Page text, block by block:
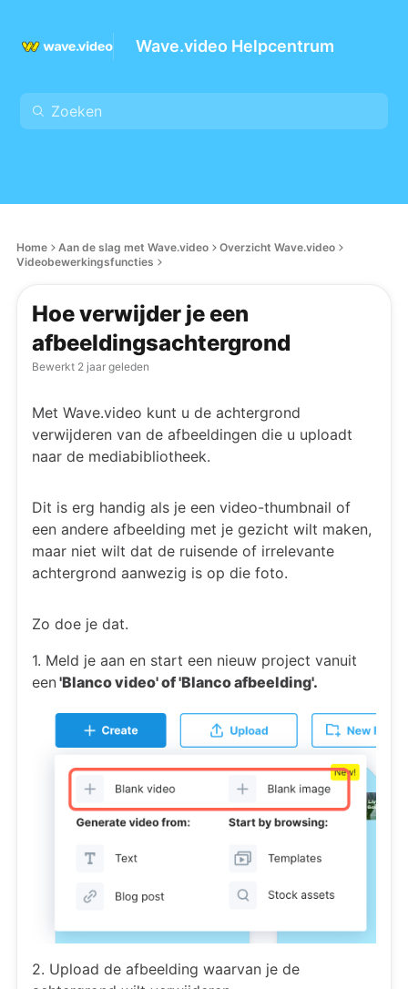
Wave.video Helpcentrum
Home Aan de slag met Wave.video
Overzicht Wave.video
Videobewerkingsfuncties
Hoe verwijder je een
afbeeldingsachtergrond
Bewerkt 2 jaar geleden
Met Wave.video kunt u de achtergrond
verwijderen van de afbeeldingen die u uploadt
naar de mediabibliotheek.
Dit is erg handig als je een video-thumbnail of
een andere afbeelding met je gezicht wilt maken,
maar niet wilt dat de ruisende of irrelevante
achtergrond aanwezig is op die foto.
Zo doe je dat.
1. Meld je aan en start een nieuw project vanuit
een'Blanco video' of 'Blanco afbeelding'.
2. Upload de afbeelding waarvan je de